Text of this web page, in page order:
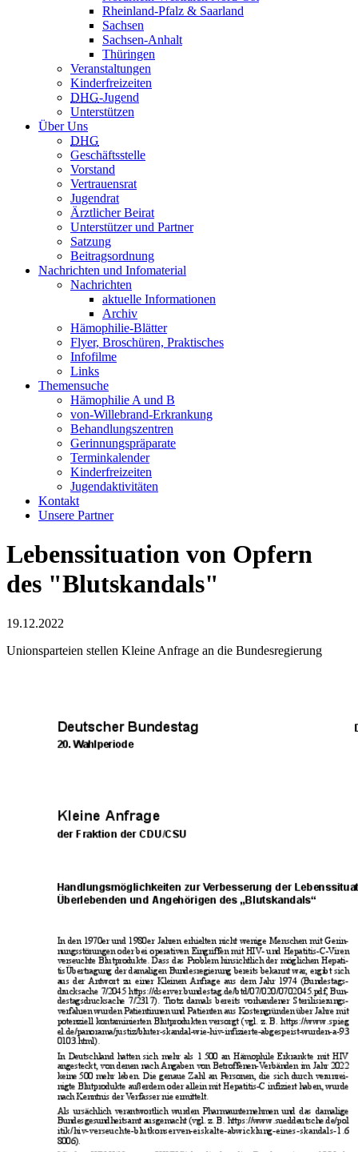
Rheinland-Pfalz & Saarland
Sachsen
Sachsen-Anhalt
Thüringen
Veranstaltungen
Kinderfreizeiten
DHG-Jugend
Unterstützen
Über Uns
DHG
Geschäftsstelle
Vorstand
Vertrauensrat
Jugendrat
Ärztlicher Beirat
Unterstützer und Partner
Satzung
Beitragsordnung
Nachrichten und Infomaterial
Nachrichten
aktuelle Informationen
Archiv
Hämophilie-Blätter
Flyer, Broschüren, Praktisches
Infofilme
Links
Themensuche
Hämophilie A und B
von-Willebrand-Erkrankung
Behandlungszentren
Gerinnungspräparate
Terminkalender
Kinderfreizeiten
Jugendaktivitäten
Kontakt
Unsere Partner
Lebenssituation von Opfern
des "Blutskandals"
19.12.2022
Unionsparteien stellen Kleine Anfrage an die Bundesregierung